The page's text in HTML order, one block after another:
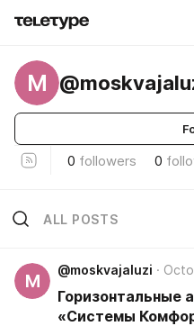
M
0 followers 0
ALL POSTS
M
@moskvajaluzi
Горизонтальные
«Системы